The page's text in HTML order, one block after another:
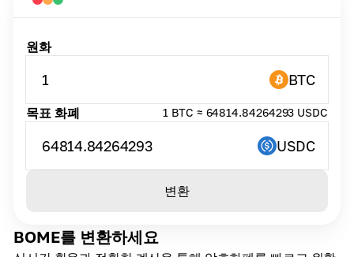
BOME를 변환하세요
원화
1 BTC
목표 화폐 1 BTC ≈ 64814.84264293 USDC
64814.84264293 USDC
변환